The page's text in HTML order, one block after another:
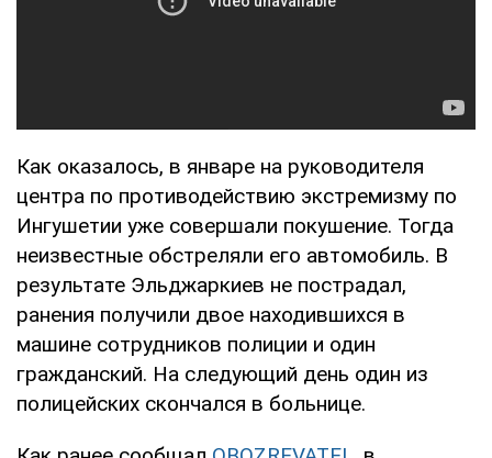
Как оказалось, в январе на руководителя
центра по противодействию экстремизму по
Ингушетии уже совершали покушение. Тогда
неизвестные обстреляли его автомобиль. В
результате Эльджаркиев не пострадал,
ранения получили двое находившихся в
машине сотрудников полиции и один
гражданский. На следующий день один из
полицейских скончался в больнице.